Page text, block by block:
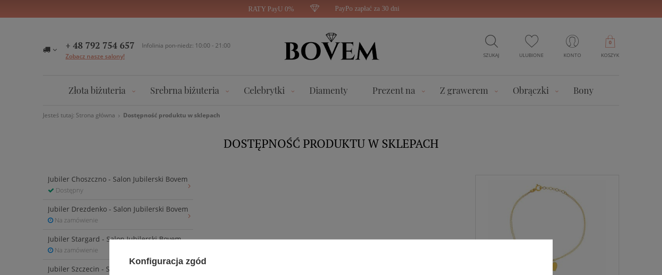
RATY PayU 0% PayPo zapłać za 30 dni
+ 48 792 754 657
Infolinia pon-niedz: 10:00 - 21:00
Zobacz nasze salony!
SZUKAJ ULUBIONE KONTO KOSZYK
0
Złota biżuteria Srebrna biżuteria Celebrytki Diamenty Prezent na Z grawerem Obrączki Bony
Jesteś tutaj: Strona główna Dostępność produktu w sklepach
DOSTĘPNOŚĆ PRODUKTU W SKLEPACH
Jubiler Choszczno - Salon Jubilerski Bovem
Dostępny
Jubiler Drezdenko - Salon Jubilerski Bovem
Na zamówienie
Jubiler Stargard - Salon Jubilerski Bovem
Na zamówienie
Jubiler Szczecin - Salon Jubilerski Bovem
Konfiguracja zgód